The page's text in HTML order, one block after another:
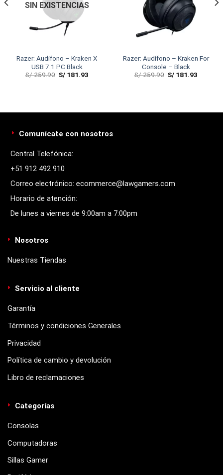
SIN EXISTENCIAS
Razer: Audifono – Kraken X
USB 7.1 PC Black
S/259.90 S/ 181.93
Razer: Audífono – Kraken For
Console – Black
S/259.90 S/ 181.93
Comunícate con nosotros
Central Telefónica:
+51 912 492 910
Correo electrónico: ecommerce@lawgamers.com
Horario de atención:
De lunes a viernes de 9:00am a 7:00pm
Nosotros
Nuestras Tiendas
Servicio al cliente
Garantía
Términos y condiciones Generales
Privacidad
Política de cambio y devolución
Libro de reclamaciones
Categorías
Consolas
Computadoras
Sillas Gamer